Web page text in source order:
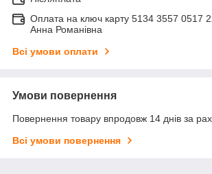
Оплата на ключ карту 5134 3557 0517
Анна Романівна
Всі умови оплати
Умови повернення
Повернення товару впродовж 14 днів за
Всі умови повернення